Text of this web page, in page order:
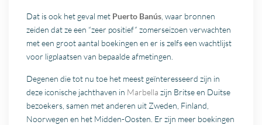
Dat is ook het geval met Puerto Banús, waar bronnen
zeiden dat ze een “zeer positief” zomerseizoen verwachten
met een groot aantal boekingen en er is zelfs een wachtlijst
voor ligplaatsen van bepaalde afmetingen.
Degenen die tot nu toe het meest geïnteresseerd zijn in
deze iconische jachthaven in Marbella zijn Britse en Duitse
bezoekers, samen met anderen uit Zweden, Finland,
Noorwegen en het Midden-Oosten. Er zijn meer boekingen